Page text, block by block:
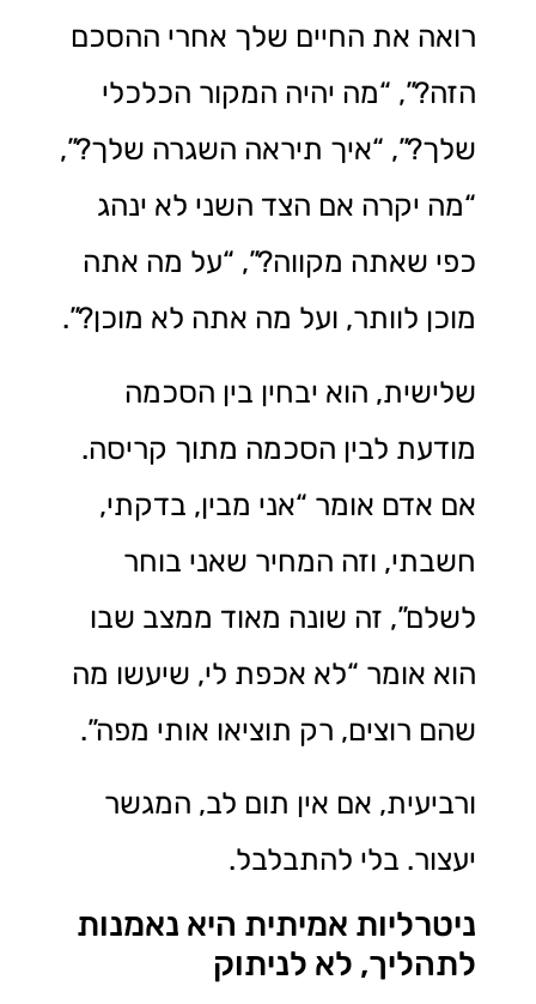
רואה את החיים שלך אחרי ההסכם
הזה?”, “מה יהיה המקור הכלכלי
שלך?”, “איך תיראה השגרה שלך?”,
“מה יקרה אם הצד השני לא ינהג
כפי שאתה מקווה?”, “על מה אתה
מוכן לוותר, ועל מה אתה לא מוכן?”.
שלישית, הוא יבחין בין הסכמה
מודעת לבין הסכמה מתוך קריסה.
אם אדם אומר “אני מבין, בדקתי,
חשבתי, וזה המחיר שאני בוחר
לשלם”, זה שונה מאוד ממצב שבו
הוא אומר “לא אכפת לי, שיעשו מה
שהם רוצים, רק תוציאו אותי מפה”.
ורביעית, אם אין תום לב, המגשר
יעצור. בלי להתבלבל.
ניטרליות אמיתית היא נאמנות
לתהליך, לא לניתוק